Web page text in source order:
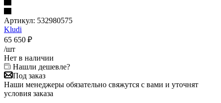
Артикул: 532980575
Kludi
65 650 ₽
/шт
Нет в наличии
Нашли дешевле?
Под заказ
Наши менеджеры обязательно свяжутся с вами и уточнят
условия заказа